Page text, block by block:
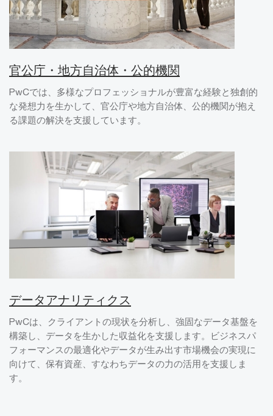
官公庁・地方自治体・公的機関
PwCでは、多様なプロフェッショナルが豊富な経験と独創的
な発想力を生かして、官公庁や地方自治体、公的機関が抱え
る課題の解決を支援しています。
データアナリティクス
PwCは、クライアントの現状を分析し、強固なデータ基盤を
構築し、データを生かした収益化を支援します。ビジネスパ
フォーマンスの最適化やデータが生み出す市場機会の実現に
向けて、保有資産、すなわちデータの力の活用を支援しま
す。